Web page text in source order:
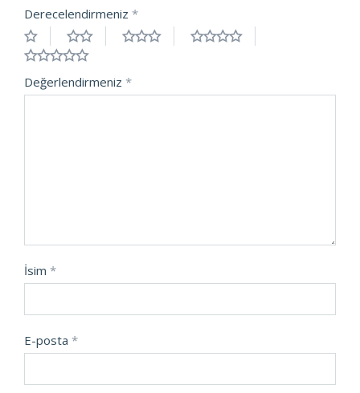
Derecelendirmeniz *
Değerlendirmeniz *
İsim *
E-posta *